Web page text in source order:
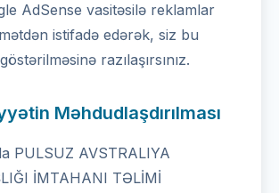
AdSense vasitəsilə reklamlar
istifadə edərək, siz bu
razılaşırsınız.
Məhdudlaşdırılması
PULSUZ AVSTRALIYA
İMTAHANI TƏLİMİ